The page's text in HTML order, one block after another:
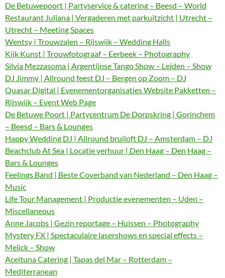
De Betuwepoort | Partyservice & catering – Beesd – World
Restaurant Juliana | Vergaderen met parkuitzicht | Utrecht –
Utrecht – Meeting Spaces
Wentsy | Trouwzalen – Rijswijk – Wedding Halls
Kijk Kunst | Trouwfotograaf – Eerbeek – Photography
Silvia Mezzasoma | Argentijnse Tango Show – Leiden – Show
DJ Jimmy | Allround feest DJ – Bergen op Zoom – DJ
Quasar Digital | Evenementorganisaties Website Pakketten –
Rijswijk – Event Web Page
De Betuwe Poort | Partycentrum De Dorpskring | Gorinchem
– Beesd – Bars & Lounges
Happy Wedding DJ | Allround bruiloft DJ – Amsterdam – DJ
Beachclub At Sea | Locatie verhuur | Den Haag – Den Haag –
Bars & Lounges
Feelings Band | Beste Coverband van Nederland – Den Haag –
Music
Life Tour Management | Productie evenementen – Uden –
Miscellaneous
Anne Jacobs | Gezin reportage – Huissen – Photography
Mystery FX | Spectaculaire lasershows en special effects –
Melick – Show
Aceituna Catering | Tapas del Mar – Rotterdam –
Mediterranean